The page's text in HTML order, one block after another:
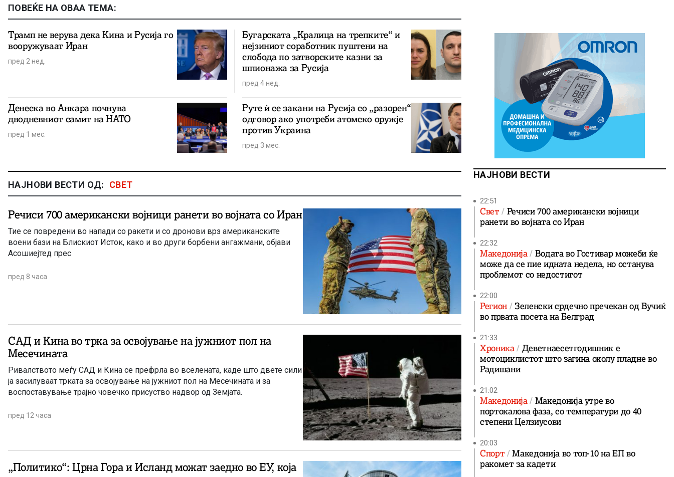
ПОВЕЌЕ НА ОВАА ТЕМА:
Трамп не верува дека Кина и Русија го
вооружуваат Иран
пред 2 нед.
Бугарската „Кралица на трепките“ и
нејзиниот соработник пуштени на
слобода по затворските казни за
шпионажа за Русија
пред 4 нед.
Денеска во Анкара почнува
дводневниот самит на НАТО
пред 1 мес.
Руте ѝ се закани на Русија со „разорен“
одговор ако употреби атомско оружје
против Украина
пред 3 мес.
НАЈНОВИ ВЕСТИ ОД: СВЕТ
Речиси 700 американски војници ранети во војната со Иран
Тие се повредени во напади со ракети и со дронови врз американските
воени бази на Блискиот Исток, како и во други борбени ангажмани, објави
Асошиејтед прес
пред 8 часа
САД и Кина во трка за освојување на јужниот пол на
Месечината
Ривалството меѓу САД и Кина се префрла во вселената, каде што двете сили
ја засилуваат трката за освојување на јужниот пол на Месечината и за
воспоставување трајно човечко присуство надвор од Земјата.
пред 12 часа
„Политико“: Црна Гора и Исланд можат заедно во ЕУ, која
НАЈНОВИ ВЕСТИ
22:51
Свет Речиси 700 американски војници
ранети во војната со Иран
22:32
Македонија Водата во Гостивар можеби ќе
може да се пие идната недела, но останува
проблемот со недостигот
22:00
Регион
Зеленски срдечно пречекан од Вучиќ
во првата посета на Белград
21:33
Хроника Деветнаесетгодишник е
мотоциклистот што загина околу пладне во
Радишани
21:02
Македонија Македонија утре во
портокалова фаза, со температури до 40
степени Целзиусови
20:03
Спорт
Македонија во топ-10 на ЕП во
ракомет за кадети